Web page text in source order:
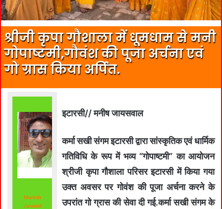
श्रीजी कृपा गौशाला में धूमधाम से मनी
गोपाष्टमी,गौवंश की पूजा अर्चना एवं
गो ग्रास किया अर्पित.
Manish
Jaiswal
इटारसी// मनीष जायसवाल
कर्मा सखी संगम इटारसी द्वारा सांस्कृतिक एवं धार्मिक
गतिविधि के रूप में भव्य “गोपाष्टमी” का आयोजन
श्रीजी कृपा गौशाला परिसर इटारसी में किया गया
उक्त अवसर पर गोवंश की पूजा अर्चना करने के
उपरांत गो ग्रास की सेवा दी गई.कर्मा सखी संगम के